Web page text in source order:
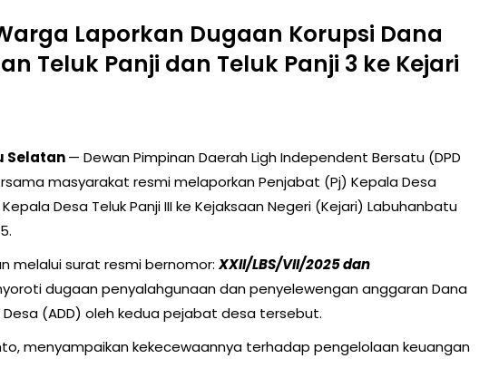
Laporkan Dugaan Korupsi Dana
Teluk Panji dan Teluk Panji 3 ke Kejari
Selatan— Dewan Pimpinan Daerah Ligh Independent Bersatu (DPD
masyarakat resmi melaporkan Penjabat (Pj) Kepala Desa
Desa Teluk Panji III ke Kejaksaan Negeri (Kejari) Labuhanbatu
melalui surat resmi bernomor: XXII/LBS/VII/2025 dan
dugaan penyalahgunaan dan penyelewengan anggaran Dana
Desa (ADD) oleh kedua pejabat desa tersebut.
menyampaikan kekecewaannya terhadap pengelolaan keuangan